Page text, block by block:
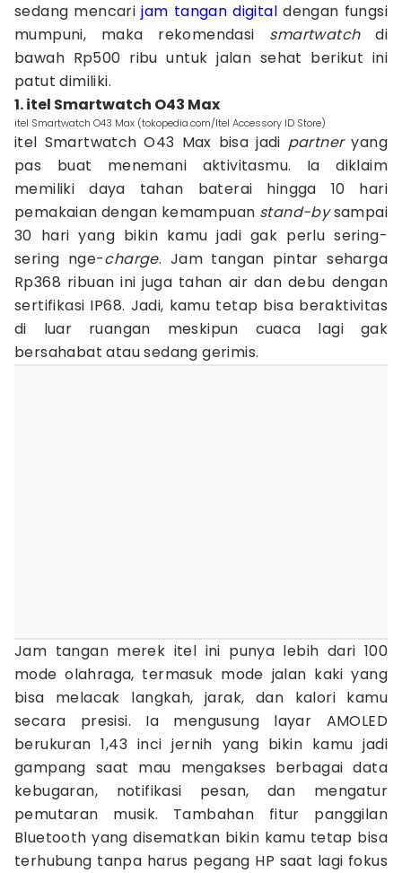
sedang mencarijam tangan digital dengan fungsi
mumpuni, maka rekomendasi smartwatchdi
bawah Rp500 ribu untuk jalan sehat berikut ini
patut dimiliki.
1. itel Smartwatch O43 Max
itel Smartwatch O43 Max (tokopedia.com/Itel Accessory ID Store)
itel Smartwatch O43 Max bisa jadi partneryang
pas buat menemani aktivitasmu. Ia diklaim
memiliki daya tahan baterai hingga 10 hari
pemakaian dengan kemampuan stand-bysampai
30 hari yang bikin kamu jadi gak perlu sering-
sering nge-charge. Jam tangan pintar seharga
Rp368 ribuan ini juga tahan air dan debu dengan
sertifikasi IP68. Jadi, kamu tetap bisa beraktivitas
di luar ruangan meskipun cuaca lagi gak
bersahabat atau sedang gerimis.
Jam tangan merek itel ini punya lebih dari 100
mode olahraga, termasuk mode jalan kaki yang
bisa melacak langkah, jarak, dan kalori kamu
secara presisi. Ia mengusung layar AMOLED
berukuran 1,43 inci jernih yang bikin kamu jadi
gampang saat mau mengakses berbagai data
kebugaran, notifikasi pesan, dan mengatur
pemutaran musik. Tambahan fitur panggilan
Bluetooth yang disematkan bikin kamu tetap bisa
terhubung tanpa harus pegang HP saat lagi fokus